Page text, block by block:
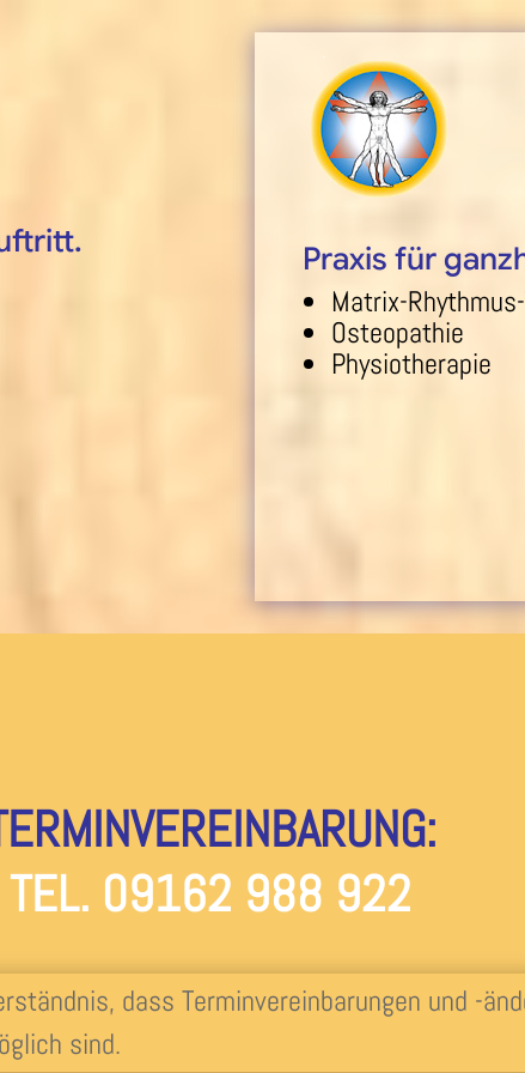
Praxis für
Matrix-
Osteopathie
Physiotherapie
TEL. 09162 988 922
dass Terminvereinbarungen und -
sind.